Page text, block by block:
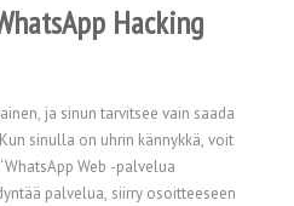
Hacking
ja sinun tarvitsee vain saada
sinulla on uhrin kännykkä, voit
Web -palvelua
palvelua, siirry osoitteeseen